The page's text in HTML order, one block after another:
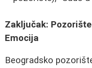
Zaključak:
Emocija
Beogradsko